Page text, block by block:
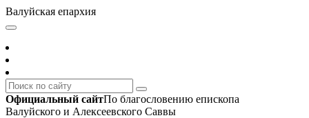
Валуйская епархия
Официальный сайтПо благословению епископа
Валуйского и Алексеевского Саввы